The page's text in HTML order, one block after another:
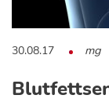
30.08.17 mg